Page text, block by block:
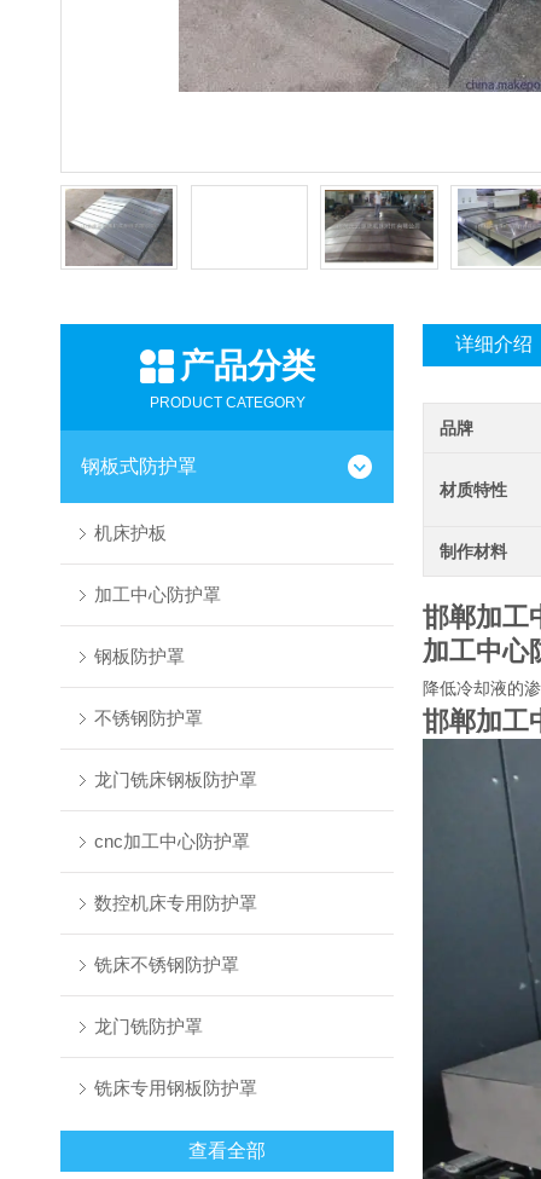
产品分类
PRODUCT CATEGORY
钢板式防护罩
机床护板
加工中心防护罩
钢板防护罩
不锈钢防护罩
龙门铣床钢板防护罩
cnc加工中心防护罩
数控机床专用防护罩
铣床不锈钢防护罩
龙门铣防护罩
铣床专用钢板防护罩
查看全部
详细介绍
品牌
材质特性
制作材料
邯郸加工
加工中心
降低冷却液的
邯郸加工